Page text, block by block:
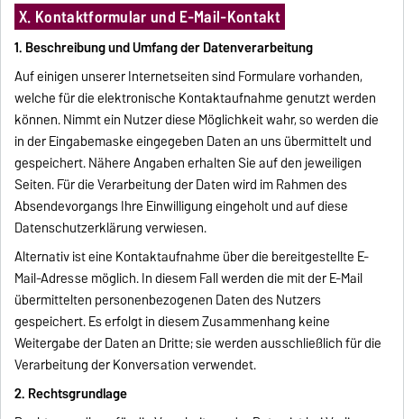
X. Kontaktformular und E-Mail-Kontakt
1. Beschreibung und Umfang der Datenverarbeitung
Auf einigen unserer Internetseiten sind Formulare vorhanden,
welche für die elektronische Kontaktaufnahme genutzt werden
können. Nimmt ein Nutzer diese Möglichkeit wahr, so werden die
in der Eingabemaske eingegeben Daten an uns übermittelt und
gespeichert. Nähere Angaben erhalten Sie auf den jeweiligen
Seiten. Für die Verarbeitung der Daten wird im Rahmen des
Absendevorgangs Ihre Einwilligung eingeholt und auf diese
Datenschutzerklärung verwiesen.
Alternativ ist eine Kontaktaufnahme über die bereitgestellte E-
Mail-Adresse möglich. In diesem Fall werden die mit der E-Mail
übermittelten personenbezogenen Daten des Nutzers
gespeichert. Es erfolgt in diesem Zusammenhang keine
Weitergabe der Daten an Dritte; sie werden ausschließlich für die
Verarbeitung der Konversation verwendet.
2. Rechtsgrundlage